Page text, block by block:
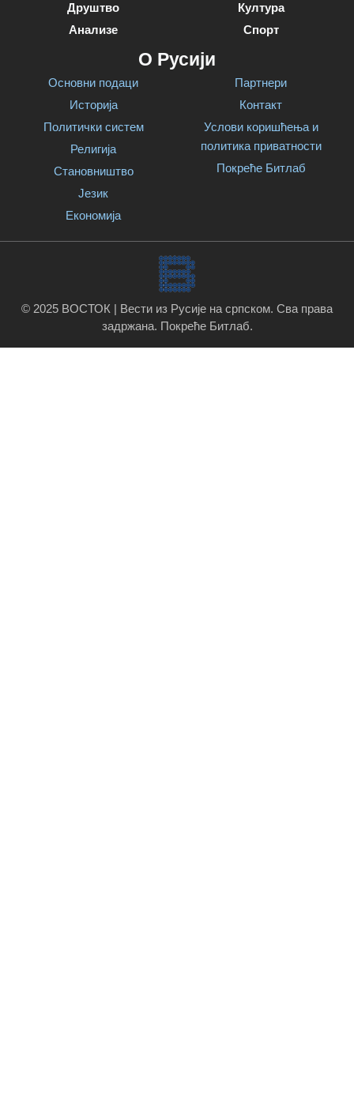
Друштво
Анализе
Култура
Спорт
О Русији
Основни подаци
Историја
Политички систем
Религија
Становништво
Језик
Економија
Партнери
Контакт
Услови коришћења и
политика приватности
Покреће Битлаб
© 2025 ВОСТОК | Вести из Русије на српском. Сва права
задржана. Покреће Битлаб.